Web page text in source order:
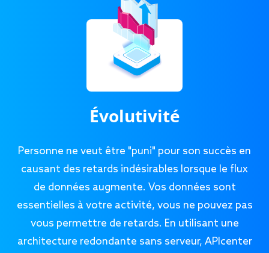
Évolutivité
Personne ne veut être "puni" pour son succès en
causant des retards indésirables lorsque le flux
de données augmente. Vos données sont
essentielles à votre activité, vous ne pouvez pas
vous permettre de retards. En utilisant une
architecture redondante sans serveur, APIcenter